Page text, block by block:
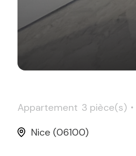
Appartement 3 pièce(s)
Nice (06100)